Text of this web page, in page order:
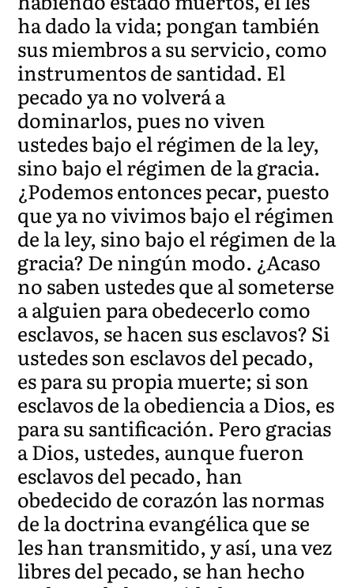
ha dado la vida; pongan también
sus miembros a su servicio, como
instrumentos de santidad. El
pecado ya no volverá a
dominarlos, pues no viven
ustedes bajo el régimen de la ley,
sino bajo el régimen de la gracia.
¿Podemos entonces pecar, puesto
que ya no vivimos bajo el régimen
de la ley, sino bajo el régimen de la
gracia? De ningún modo. ¿Acaso
no saben ustedes que al someterse
a alguien para obedecerlo como
esclavos, se hacen sus esclavos? Si
ustedes son esclavos del pecado,
es para su propia muerte; si son
esclavos de la obediencia a Dios, es
para su santificación. Pero gracias
a Dios, ustedes, aunque fueron
esclavos del pecado, han
obedecido de corazón las normas
de la doctrina evangélica que se
les han transmitido, y así, una vez
libres del pecado, se han hecho